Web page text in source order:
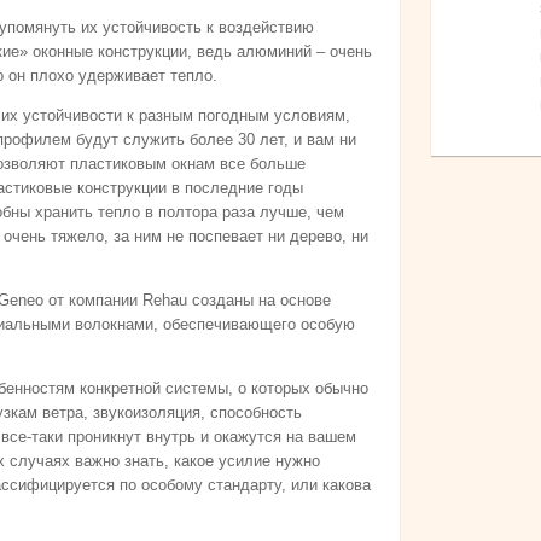
их устойчивость к воздействию
оконные конструкции, ведь алюминий – очень
плохо удерживает тепло.
устойчивости к разным погодным условиям,
будут служить более 30 лет, и вам ни
пластиковым окнам все больше
конструкции в последние годы
хранить тепло в полтора раза лучше, чем
тяжело, за ним не поспевает ни дерево, ни
от компании Rehau созданы на основе
волокнами, обеспечивающего особую
конкретной системы, о которых обычно
ветра, звукоизоляция, способность
таки проникнут внутрь и окажутся на вашем
случаях важно знать, какое усилие нужно
по особому стандарту, или какова